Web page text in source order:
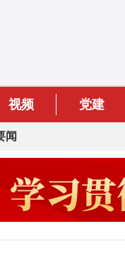
视频 党建
闻